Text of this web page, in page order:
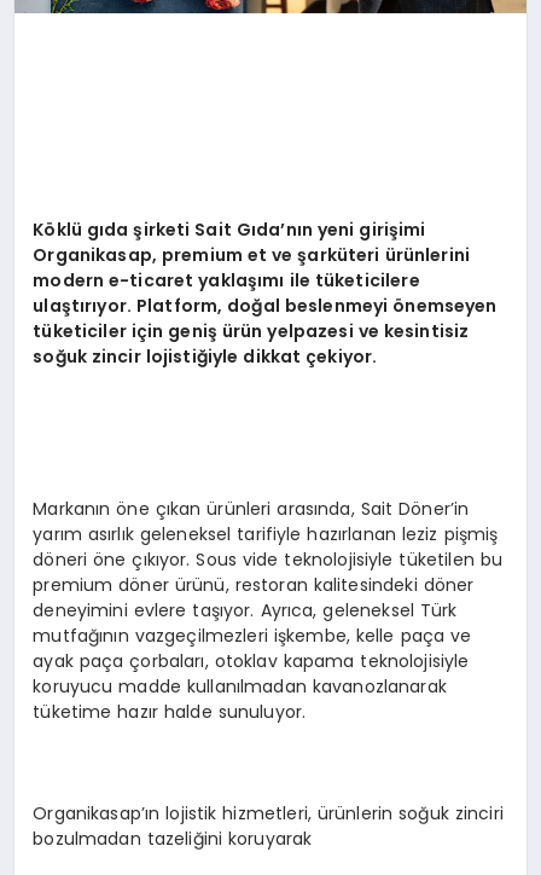
Köklü gıdaşirketi Sait Gıda’nın yeni girişimi
Organikasap, premium et ve şarküteri ürünlerini
modern e-ticaret yaklaşımı ile tüketicilere
ulaştırıyor. Platform, doğal beslenmeyi önemseyen
tüketiciler için geniş ürün yelpazesi ve kesintisiz
soğuk zincir lojistiğiyle dikkat çekiyor.
Markanın öne çıkan ürünleri arasında, Sait Döner’in
yarım asırlık geleneksel tarifiyle hazırlanan leziz pişmiş
döneri öne çıkıyor. Sous vide teknolojisiyle tüketilen bu
premium döner ürünü, restoran kalitesindeki döner
deneyimini evlere taşıyor. Ayrıca, geleneksel Türk
mutfağının vazgeçilmezleri işkembe, kelle paça ve
ayak paça çorbaları, otoklav kapama teknolojisiyle
koruyucu madde kullanılmadan kavanozlanarak
tüketime hazır halde sunuluyor.
Organikasap’ın lojistik hizmetleri, ürünlerin soğuk zinciri
bozulmadan tazeliğini koruyarak